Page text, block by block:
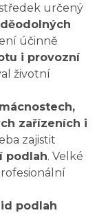
určený
účinně
i provozní
životní
zařízeních i
zajistit
podlah. Velké
podlah